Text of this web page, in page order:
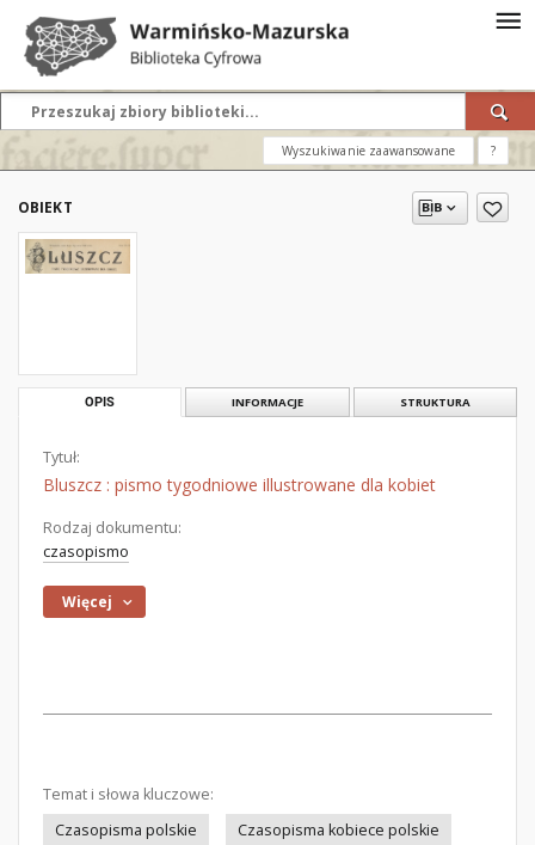
Wyszukiwanie zaawansowane ?
OBIEKT
OPIS INFORMACJE STRUKTURA
Tytuł:
Bluszcz : pismo tygodniowe illustrowane dla kobiet
Rodzaj dokumentu:
czasopismo
Więcej
Temat i słowa kluczowe:
Czasopisma polskie
Czasopisma kobiece polskie